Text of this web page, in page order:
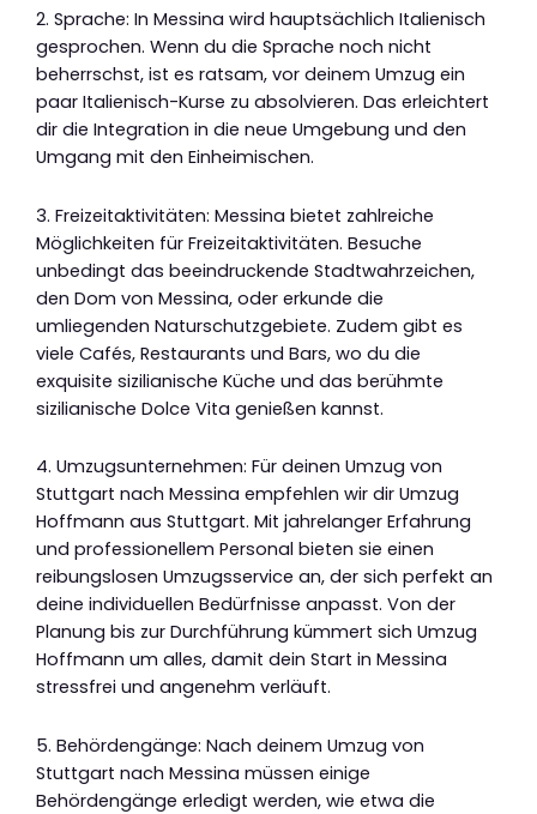
2. Sprache: In Messina wird hauptsächlich Italienisch
gesprochen. Wenn du die Sprache noch nicht
beherrschst, ist es ratsam, vor deinem Umzug ein
paar Italienisch-Kurse zu absolvieren. Das erleichtert
dir die Integration in die neue Umgebung und den
Umgang mit den Einheimischen.
3. Freizeitaktivitäten: Messina bietet zahlreiche
Möglichkeiten für Freizeitaktivitäten. Besuche
unbedingt das beeindruckende Stadtwahrzeichen,
den Dom von Messina, oder erkunde die
umliegenden Naturschutzgebiete. Zudem gibt es
viele Cafés, Restaurants und Bars, wo du die
exquisite sizilianische Küche und das berühmte
sizilianische Dolce Vita genießen kannst.
4. Umzugsunternehmen: Für deinen Umzug von
Stuttgart nach Messina empfehlen wir dir Umzug
Hoffmann aus Stuttgart. Mit jahrelanger Erfahrung
und professionellem Personal bieten sie einen
reibungslosen Umzugsservice an, der sich perfekt an
deine individuellen Bedürfnisse anpasst. Von der
Planung bis zur Durchführung kümmert sich Umzug
Hoffmann um alles, damit dein Start in Messina
stressfrei und angenehm verläuft.
5. Behördengänge: Nach deinem Umzug von
Stuttgart nach Messina müssen einige
Behördengänge erledigt werden, wie etwa die